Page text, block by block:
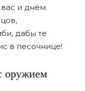
и днём.
дабы те
в песочнице!
оружием